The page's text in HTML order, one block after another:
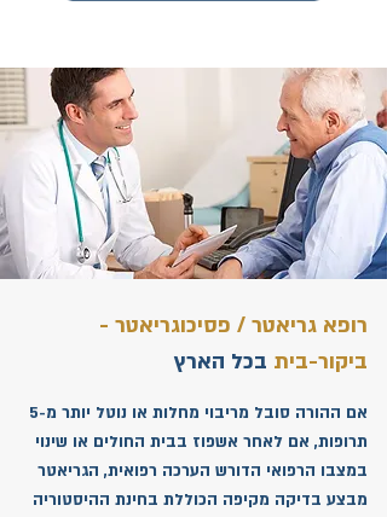
רופא גריאטר / פסיכוגריאטר -
ביקור-בית בכל הארץ
אם ההורה סובל מריבוי מחלות או נוטל יותר מ-5
תרופות, אם לאחר אשפוז בבית החולים או שינוי
במצבו הרפואי הדורש הערכה רפואית, הגריאטר
מבצע בדיקה מקיפה הכוללת בחינת ההיסטוריה